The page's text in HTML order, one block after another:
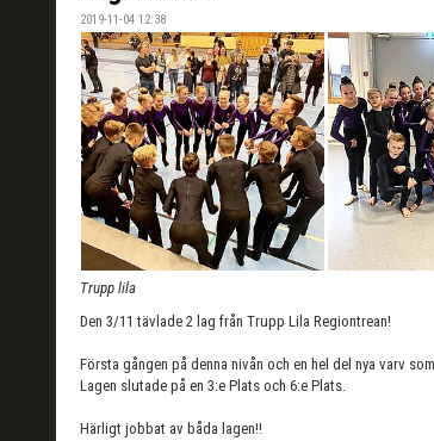
2019-11-04 12:38
Trupp lila
Den 3/11 tävlade 2 lag från Trupp Lila Regiontrean!
Första gången på denna nivån och en hel del nya varv
Lagen slutade på en 3:e Plats och 6:e Plats.
Härligt jobbat av båda lagen!!